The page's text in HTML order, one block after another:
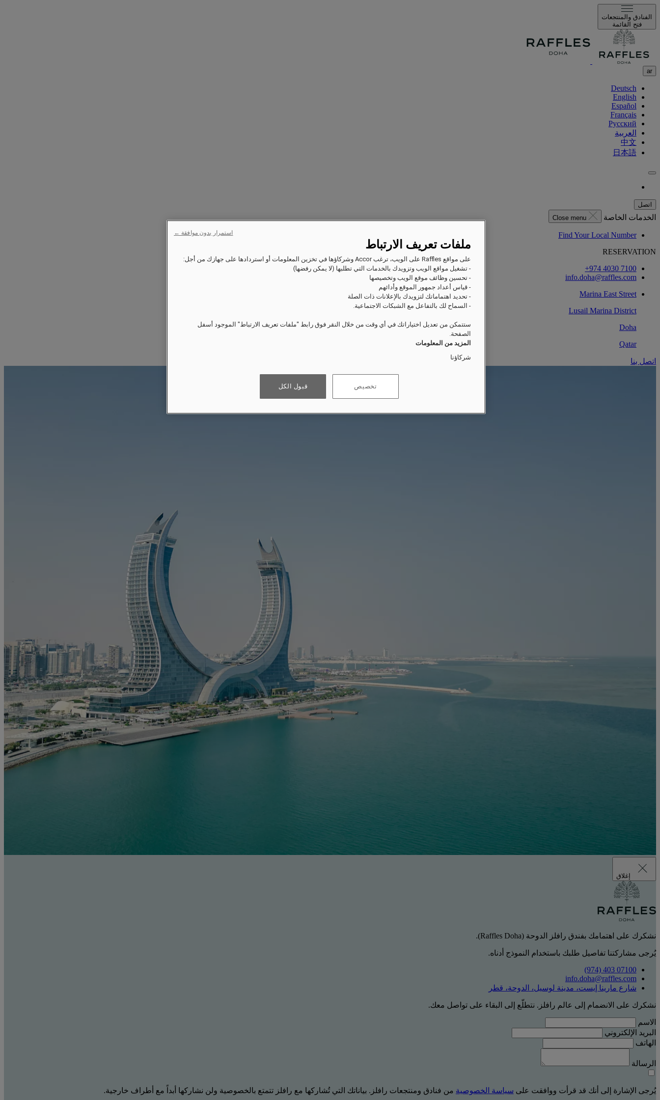
الفنادق والمنتجعات
فتح القائمة
ar
Deutsch
English
Español
Français
Русский
العربية
中文
日本語
اتصل
الخدمات الخاصة Close menu
Find Your Local Number
RESERVATION
‎+974 4030 7100‏
info.doha@raffles.com
Marina East Street
Lusail Marina District
Doha
Qatar
اتصل بنا
إغلاق
نشكرك على اهتمامك بفندق رافلز الدوحة (Raffles Doha).
يُرجى مشاركتنا تفاصيل طلبك باستخدام النموذج أدناه.
‎(974) 403 07100‏
info.doha@raffles.com
شارع مارينا إيست، مدينة لوسيل، الدوحة، قطر
نشكرك على الانضمام إلى عالم رافلز. نتطلّع إلى البقاء على تواصل معك.
الاسم
البريد الإلكتروني
الهاتف
الرسالة
يُرجى الإشارة إلى أنك قد قرأت ووافقت على سياسة الخصوصية من فنادق ومنتجعات رافلز. بياناتك التي تُشاركها مع رافلز تتمتع بالخصوصية ولن نشاركها أبداً مع أطراف خارجية.
ملفات تعريف الارتباط
على مواقع Raffles على الويب، ترغب Accor وشركاؤها في تخزين المعلومات أو استردادها على جهازك من أجل:
- تشغيل مواقع الويب وتزويدك بالخدمات التي تطلبها (لا يمكن رفضها)
- تحسين وظائف موقع الويب وتخصيصها
- قياس أعداد جمهور الموقع وأدائهم
- تحديد اهتماماتك لتزويدك بالإعلانات ذات الصلة
- السماح لك بالتفاعل مع الشبكات الاجتماعية.
ستتمكن من تعديل اختياراتك في أي وقت من خلال النقر فوق رابط "ملفات تعريف الارتباط" الموجود أسفل
الصفحة.
المزيد من المعلومات
شركاؤنا
تخصيص قبول الكل
استمرار بدون موافقة ←